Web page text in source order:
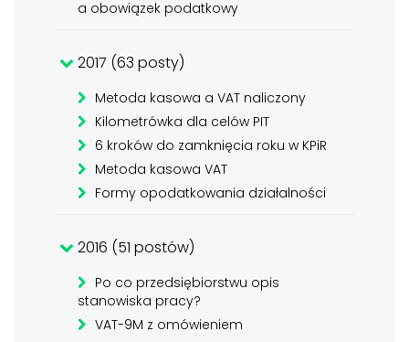
a obowiązek podatkowy
2017 (63 posty)
Metoda kasowa a VAT naliczony
Kilometrówka dla celów PIT
6 kroków do zamknięcia roku w KPiR
Metoda kasowa VAT
Formy opodatkowania działalności
2016 (51 postów)
Po co przedsiębiorstwu opis
stanowiska pracy?
VAT-9M z omówieniem